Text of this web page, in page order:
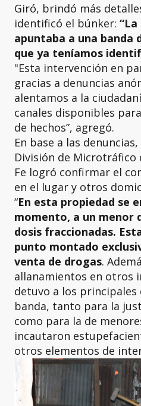
Giró, brindó más
identificó el búnker:
apuntaba a una banda
que ya teníamos
"Esta intervención en
gracias a denuncias
alentamos a la
canales disponibles
de hechos”, agregó.
En base a las
División de Microtráfico
Fe logró confirmar el
en el lugar y otros
“En esta propiedad se
momento, a un menor
dosis fraccionadas.
punto montado
venta de drogas.
allanamientos en otros
detuvo a los principales
banda, tanto para la
como para la de
incautaron
otros elementos de